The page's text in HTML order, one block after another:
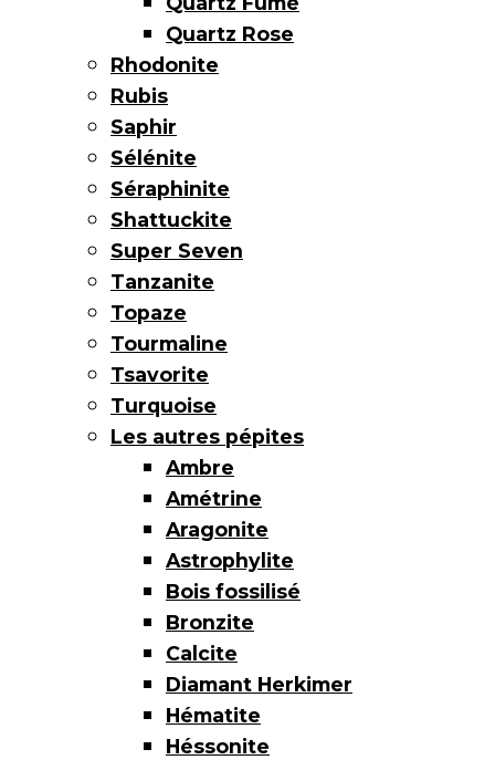
Quartz Rose
Rhodonite
Rubis
Saphir
Sélénite
Séraphinite
Shattuckite
Super Seven
Tanzanite
Topaze
Tourmaline
Tsavorite
Turquoise
Les autres pépites
Ambre
Amétrine
Aragonite
Astrophylite
Bois fossilisé
Bronzite
Calcite
Diamant Herkimer
Hématite
Héssonite